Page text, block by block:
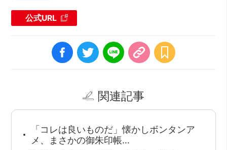
公式URL
関連記事
「コレは良いものだ」懐かしボンタンア
メ、まさかの御朱印帳…